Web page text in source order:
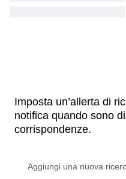
Imposta un’allerta di
notifica quando sono
corrispondenze.